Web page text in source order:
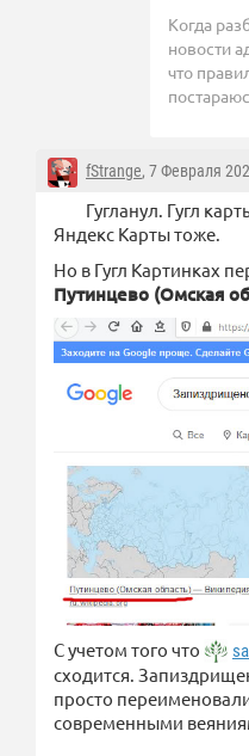
Когда
новости
что
fStrange, 7 Февраля
Гугланул. Гугл
Яндекс Карты тоже.
Но в Гугл Картинках
Путинцево (Омская
С учетом того что
сходится.
просто
современными